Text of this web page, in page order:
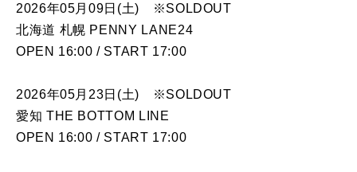
2026年05月09日(土) ※SOLDOUT
北海道 札幌 PENNY LANE24
OPEN 16:00 / START 17:00
2026年05月23日(土) ※SOLDOUT
愛知 THE BOTTOM LINE
OPEN 16:00 / START 17:00